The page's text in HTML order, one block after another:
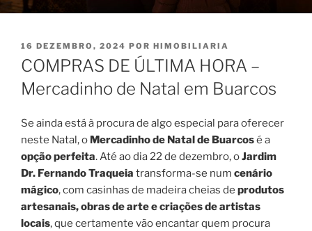
PUBLICADO
EM
16 DEZEMBRO, 2024 POR HIMOBILIARIA
COMPRAS DE ÚLTIMA HORA –
Mercadinho de Natal em Buarcos
Se ainda está à procura de algo especial para oferecer
neste Natal, o Mercadinho de Natal de Buarcosé a
opção perfeita. Até ao dia 22 de dezembro, oJardim
Dr. Fernando Traqueia transforma-se num cenário
mágico, com casinhas de madeira cheias de produtos
artesanais,obras de arte e criações de artistas
locais, que certamente vão encantar quem procura